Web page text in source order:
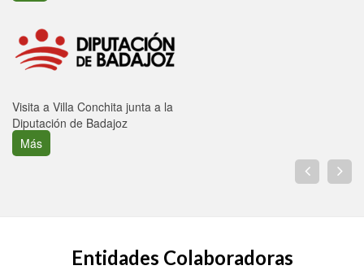
Visita a Villa Conchita junta a la
Diputación de Badajoz
Más
Entidades Colaboradoras